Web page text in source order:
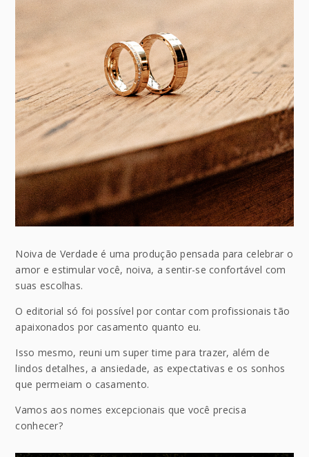
Noiva de Verdade é uma produção pensada para celebrar o
amor e estimular você, noiva, a sentir-se confortável com
suas escolhas.
O editorial só foi possível por contar com profissionais tão
apaixonados por casamento quanto eu.
Isso mesmo, reuni um super time para trazer, além de
lindos detalhes, a ansiedade, as expectativas e os sonhos
que permeiam o casamento.
Vamos aos nomes excepcionais que você precisa
conhecer?